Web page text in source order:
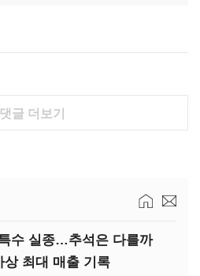
댓글 더보기
수 실종…추석은 다를까
상 최대 매출 기록